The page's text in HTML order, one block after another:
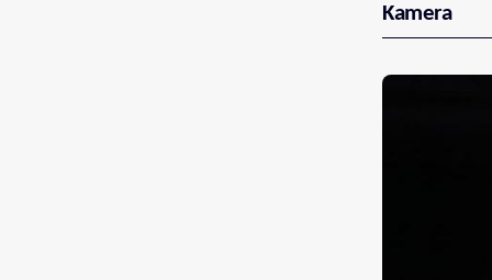
Kamera